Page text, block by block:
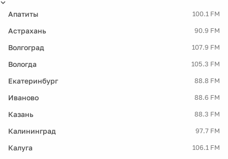
Апатиты 100.1 FM
Астрахань 90.9 FM
Волгоград 107.9 FM
Вологда 105.3 FM
Екатеринбург 88.8 FM
Иваново 88.6 FM
Казань 88.3 FM
Калининград 97.7 FM
Калуга 106.1 FM